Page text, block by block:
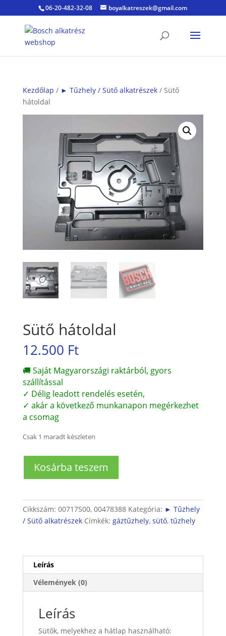
06-20-482-32-08 boyalkatreszek@gmail.com
Kezdőlap / ► Tűzhely / Sütő alkatrészek/ Sütő
hátoldal
Sütő hátoldal
12.500 Ft
🚚 Saját Magyarországi raktárból, gyors
szállítással
✓ Délig leadott rendelés esetén,
✓ akár a következő munkanapon megérkezhet
a csomag
Csak 1 maradt készleten
hátoldal
Kosárba teszem
Cikkszám: 00717500, 00478388 Kategória: ► Tűzhely
/ Sütő alkatrészek Címkék: gáztűzhely, sütő, tűzhely
Leírás
Vélemények (0)
Leírás
Sütők, melyekhez a hátlap használható: